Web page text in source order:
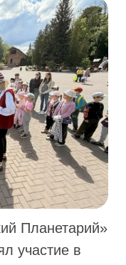
Планетарий»
участие в